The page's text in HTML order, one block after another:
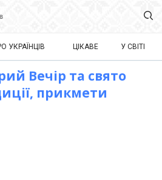
УКРАЇНЦІВ ЦІКАВЕ У СВІТІ
Вечір та свято
прикмети